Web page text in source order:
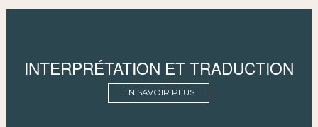
INTERPRÉTATION ET TRADUCTION
EN SAVOIR PLUS